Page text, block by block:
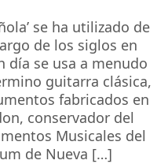
se ha utilizado de
de los siglos en
día se usa a menudo
guitarra clásica,
fabricados en
conservador del
Musicales del
de Nueva […]